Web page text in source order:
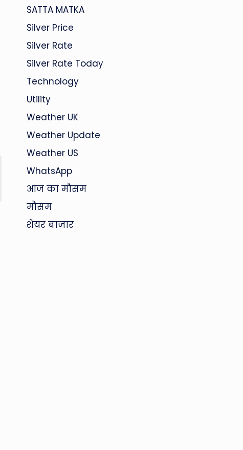
SATTA MATKA
Silver Price
Silver Rate
Silver Rate Today
Technology
Utility
Weather UK
Weather Update
Weather US
WhatsApp
आज का मौसम
मौसम
शेयर बाजार